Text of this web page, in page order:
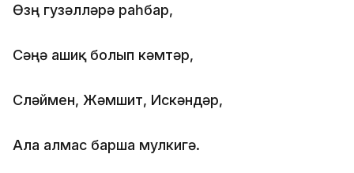
Өзүң гузәлләрә раһбар,
Сәңә ашиқ болып кәмтәр,
Сүләймен, Жәмшит, Искәндәр,
Ала алмас барша мулкигә.